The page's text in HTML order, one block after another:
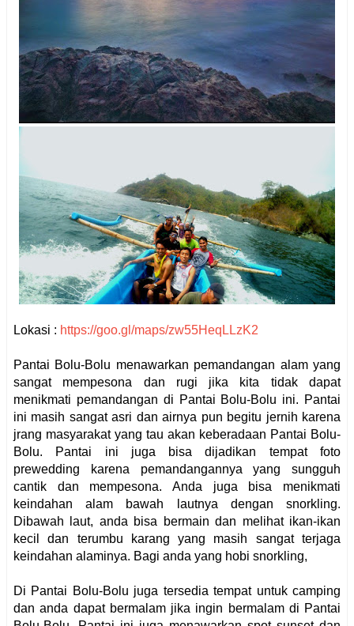
Lokasi : https://goo.gl/maps/zw55HeqLLzK2
Pantai Bolu-Bolu menawarkan pemandangan alam yang
sangat mempesona dan rugi jika kita tidak dapat
menikmati pemandangan di Pantai Bolu-Bolu ini. Pantai
ini masih sangat asri dan airnya pun begitu jernih karena
jrang masyarakat yang tau akan keberadaan Pantai Bolu-
Bolu. Pantai ini juga bisa dijadikan tempat foto
prewedding karena pemandangannya yang sungguh
cantik dan mempesona. Anda juga bisa menikmati
keindahan alam bawah lautnya dengan snorkling.
Dibawah laut, anda bisa bermain dan melihat ikan-ikan
kecil dan terumbu karang yang masih sangat terjaga
keindahan alaminya. Bagi anda yang hobi snorkling,
Di Pantai Bolu-Bolu juga tersedia tempat untuk camping
dan anda dapat bermalam jika ingin bermalam di Pantai